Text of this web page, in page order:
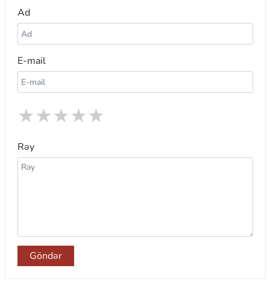
Ad
E-mail
★
★
★
★
★
Rəy
Göndər